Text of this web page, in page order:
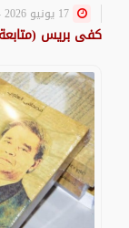
كفى بريس